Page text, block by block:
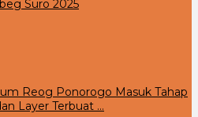
Suro 2025
Reog Ponorogo Masuk Tahap
Layer Terbuat …